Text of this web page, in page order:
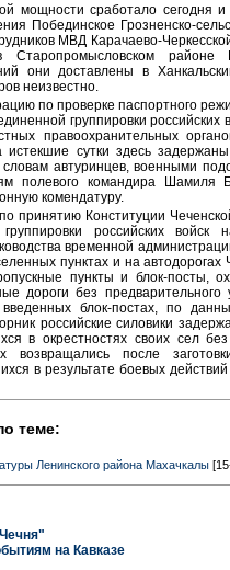
мощности сработало сегодня
Побединское Грозненско-
МВД Карачаево-
Старопромысловском районе
они доставлены в
неизвестно.
по проверке паспортного
группировки российских
правоохранительных
сутки здесь
автуринцев, военными
полевого командира Шамиля
комендатуру.
принятию Конституции
российских войск
временной
пунктах и на автодорогах
пункты и блок-посты,
дороги без предварительного
блок-постах, по
российские силовики
в окрестностях своих сел без
возвращались после
в результате боевых действий
теме:
Ленинского района Махачкалы
на Кавказе